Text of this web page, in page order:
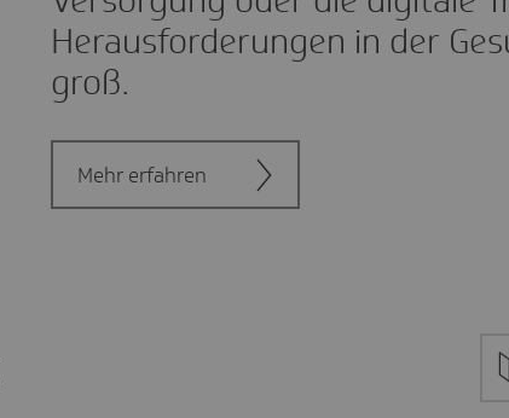
Herausforderungen in der
groß.
Mehr erfahren